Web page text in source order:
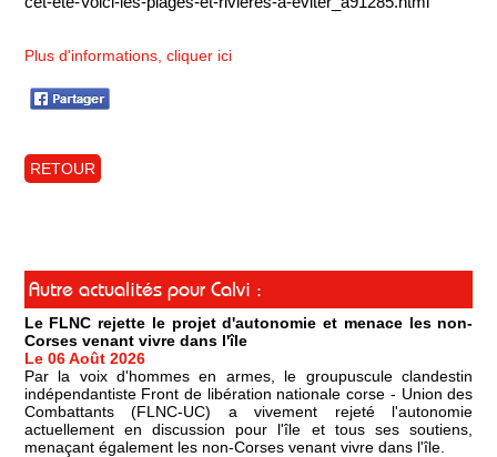
Plus d'informations, cliquer ici
RETOUR
Autre actualités pour Calvi :
Le FLNC rejette le projet d'autonomie et menace les non-
Corses venant vivre dans l'île
Le 06 Août 2026
Par la voix d'hommes en armes, le groupuscule clandestin
indépendantiste Front de libération nationale corse - Union des
Combattants (FLNC-UC) a vivement rejeté l'autonomie
actuellement en discussion pour l'île et tous ses soutiens,
menaçant également les non-Corses venant vivre dans l'île.